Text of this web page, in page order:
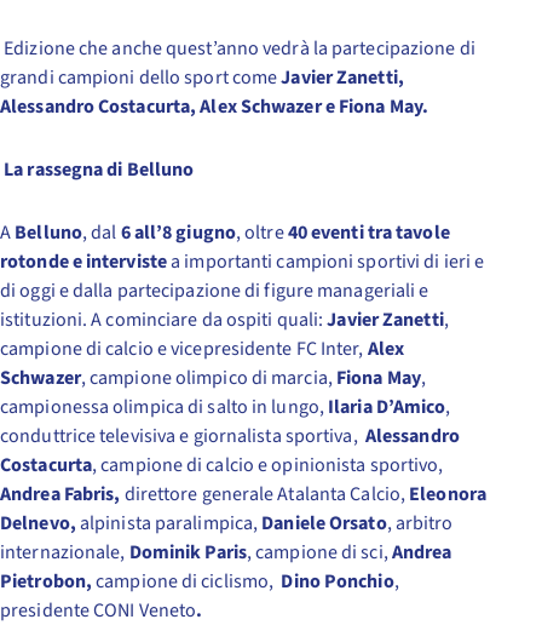
Edizione che anche quest’anno vedrà la partecipazione di
grandi campioni dello sport comeJavier Zanetti,
Alessandro Costacurta, Alex Schwazer e Fiona May.
La rassegna di Belluno
ABelluno, dal6 all’8 giugno, oltre40 eventi tra tavole
rotonde e intervistea importanti campioni sportivi di ieri e
di oggi e dalla partecipazione di figure manageriali e
istituzioni. A cominciare da ospiti quali:Javier Zanetti,
campione di calcio e vicepresidente FC Inter,Alex
Schwazer, campione olimpico di marcia,Fiona May,
campionessa olimpica di salto in lungo,Ilaria D’Amico,
conduttrice televisiva e giornalista sportiva, Alessandro
Costacurta, campione di calcio e opinionista sportivo,
Andrea Fabris, direttore generale Atalanta Calcio,Eleonora
Delnevo, alpinista paralimpica,Daniele Orsato, arbitro
internazionale, Dominik Paris, campione di sci,Andrea
Pietrobon,campione di ciclismo, Dino Ponchio,
presidente CONI Veneto.